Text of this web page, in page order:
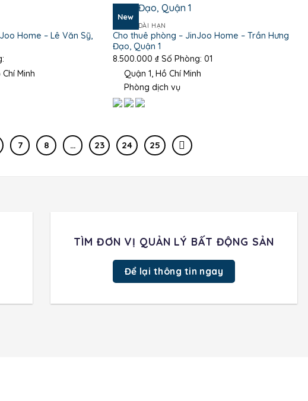
Home – Lê Văn Sỹ,
Minh
New
PHÒNG DÀI HẠN
Cho thuê phòng – JinJoo Home – Trần Hưng
Đạo, Quận 1
8.500.000 ₫Số Phòng: 01
Quận 1, Hồ Chí Minh
Phòng dịch vụ
7 8 … 23 24 25
TÌM ĐƠN VỊ QUẢN LÝ BẤT ĐỘNG SẢN
Để lại thông tin ngay